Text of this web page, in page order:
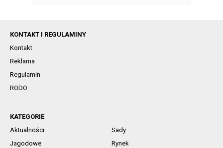
KONTAKT I REGULAMINY
Kontakt
Reklama
Regulamin
RODO
KATEGORIE
Aktualności
Sady
Jagodowe
Rynek